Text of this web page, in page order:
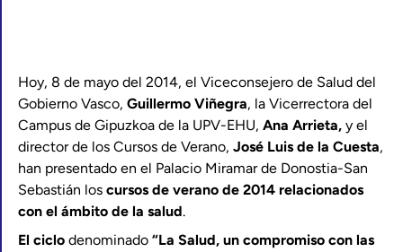
Hoy, 8 de mayo del 2014, el Viceconsejero de Salud del
Gobierno Vasco, Guillermo Viñegra, la Vicerrectora del
Campus de Gipuzkoa de la UPV-EHU, Ana Arrieta, y el
director de los Cursos de Verano, José Luis de la Cuesta,
han presentado en el Palacio Miramar de Donostia-San
Sebastián los cursos de verano de 2014 relacionados
con el ámbito de la salud.
El ciclo denominado “La Salud, un compromiso con las